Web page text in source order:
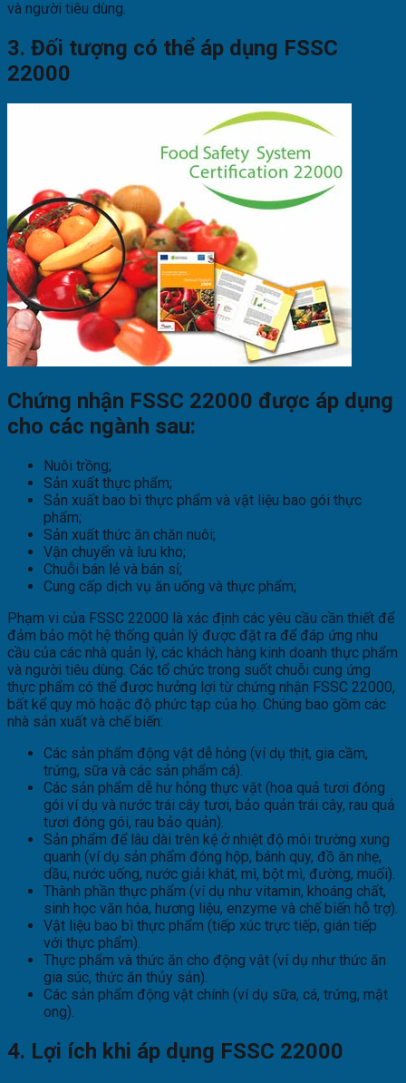
và người tiêu dùng.
3. Đối tượng có thể áp dụng FSSC
22000
Chứng nhận FSSC 22000 được áp dụng
cho các ngành sau:
Nuôi trồng;
Sản xuất thực phẩm;
Sản xuất bao bì thực phẩm và vật liệu bao gói thực
phẩm;
Sản xuất thức ăn chăn nuôi;
Vận chuyển và lưu kho;
Chuỗi bán lẻ và bán sỉ;
Cung cấp dịch vụ ăn uống và thực phẩm;
Phạm vi của FSSC 22000 là xác định các yêu cầu cần thiết để
đảm bảo một hệ thống quản lý được đặt ra để đáp ứng nhu
cầu của các nhà quản lý, các khách hàng kinh doanh thực phẩm
và người tiêu dùng. Các tổ chức trong suốt chuỗi cung ứng
thực phẩm có thể được hưởng lợi từ chứng nhận FSSC 22000,
bất kể quy mô hoặc độ phức tạp của họ. Chúng bao gồm các
nhà sản xuất và chế biến:
Các sản phẩm động vật dễ hỏng (ví dụ thịt, gia cầm,
trứng, sữa và các sản phẩm cá).
Các sản phẩm dễ hư hỏng thực vật (hoa quả tươi đóng
gói ví dụ và nước trái cây tươi, bảo quản trái cây, rau quả
tươi đóng gói, rau bảo quản).
Sản phẩm để lâu dài trên kệ ở nhiệt độ môi trường xung
quanh (ví dụ sản phẩm đóng hộp, bánh quy, đồ ăn nhẹ,
dầu, nước uống, nước giải khát, mì, bột mì, đường, muối).
Thành phần thực phẩm (ví dụ như vitamin, khoáng chất,
sinh học văn hóa, hương liệu, enzyme và chế biến hỗ trợ).
Vật liệu bao bì thực phẩm (tiếp xúc trực tiếp, gián tiếp
với thực phẩm).
Thực phẩm và thức ăn cho động vật (ví dụ như thức ăn
gia súc, thức ăn thủy sản).
Các sản phẩm động vật chính (ví dụ sữa, cá, trứng, mật
ong).
4. Lợi ích khi áp dụng FSSC 22000